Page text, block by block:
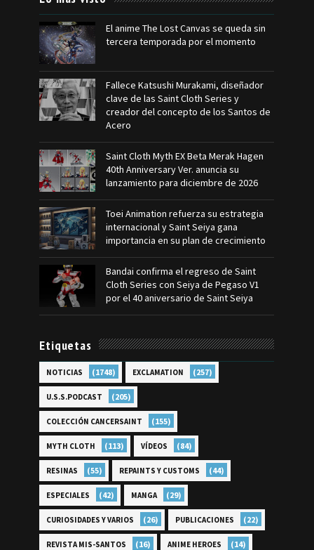
El anime The Lost Canvas se queda sin
tercera temporada por el momento
Fallece Katsushi Murakami, diseñador
clave de las Saint Cloth Series y
creador del concepto de los Santos de
Acero
Saint Cloth Myth EX Beta Merak Hagen
40th Anniversary Ver. anuncia su
lanzamiento para diciembre de 2026
Toei Animation refuerza su estrategia
internacional y Saint Seiya gana
importancia en su plan de crecimiento
Bandai confirma el regreso de Saint
Cloth Series con Seiya de Pegaso V1
por el 40 aniversario de Saint Seiya
Etiquetas
NOTICIAS (1748) EXCLAMATION (257)
U.S.S.PODCAST (205)
COLECCIÓN CANCERSAINT (155)
MYTH CLOTH (113) VÍDEOS (84)
RESINAS (55) REPAINTS Y CUSTOMS (44)
ESPECIALES (42) MANGA (29)
CURIOSIDADES Y VARIOS (26) PUBLICACIONES (22)
REVISTA MIS-SANTOS (16) ANIME HEROES (14)